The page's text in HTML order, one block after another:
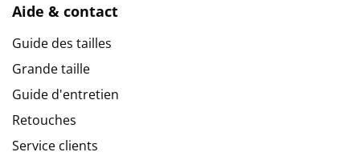
Aide & contact
Guide des tailles
Grande taille
Guide d'entretien
Retouches
Service clients